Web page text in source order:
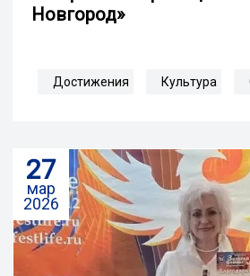
Новгород»
Достижения Культура
27
мар
2026